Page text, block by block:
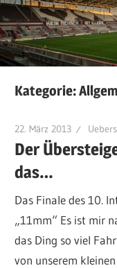
Kategorie:
22. März 2013
Der
das…
Das Finale des 10.
„11mm“ Es ist mir
das Ding so viel
von unserem